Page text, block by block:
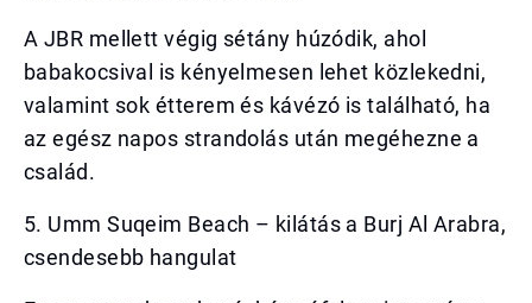
A JBR mellett végig sétány húzódik, ahol
babakocsival is kényelmesen lehet közlekedni,
valamint sok étterem és kávézó is található, ha
az egész napos strandolás után megéhezne a
család.
5. Umm Suqeim Beach – kilátás a Burj Al Arabra,
csendesebb hangulat